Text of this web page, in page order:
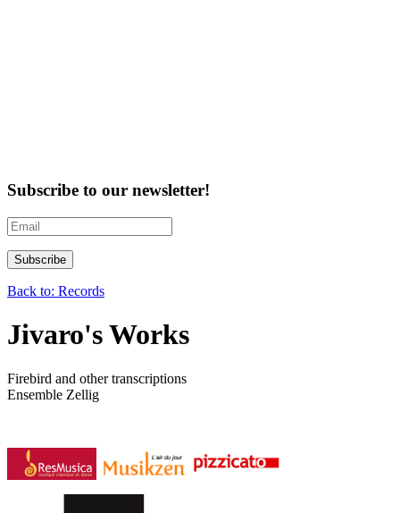
Subscribe to our newsletter!
Back to: Records
Jivaro's Works
Firebird and other transcriptions
Ensemble Zellig